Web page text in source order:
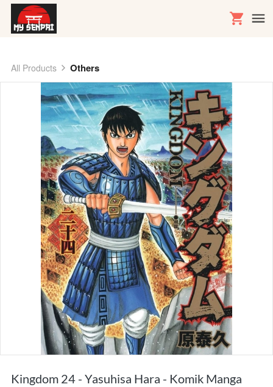
All Products Others
Kingdom 24 - Yasuhisa Hara - Komik Manga